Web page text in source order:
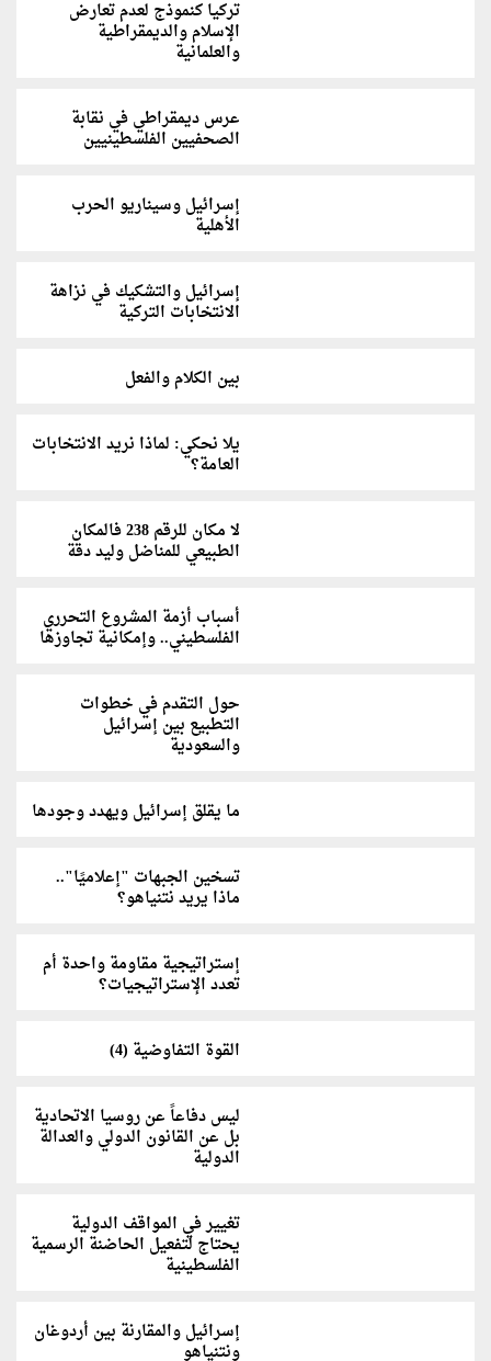
تركيا كنموذج لعدم تعارض
الإسلام والديمقراطية
والعلمانية
عرس ديمقراطي في نقابة
الصحفيين الفلسطينيين
إسرائيل وسيناريو الحرب
الأهلية
إسرائيل والتشكيك في نزاهة
الانتخابات التركية
بين الكلام والفعل
يلا نحكي: لماذا نريد الانتخابات
العامة؟
لا مكان للرقم 238 فالمكان
الطبيعي للمناضل وليد دقة
أسباب أزمة المشروع التحرري
الفلسطيني.. وإمكانية تجاوزها
حول التقدم في خطوات
التطبيع بين إسرائيل
والسعودية
ما يقلق إسرائيل ويهدد وجودها
تسخين الجبهات "إعلاميًا"..
ماذا يريد نتنياهو؟
إستراتيجية مقاومة‎‎ واحدة أم
تعدد الإستراتيجيات؟
القوة التفاوضية (4)
ليس دفاعاً عن روسيا الاتحادية
بل عن القانون الدولي والعدالة
الدولية
تغيير في المواقف الدولية
يحتاج لتفعيل الحاضنة الرسمية
الفلسطينية
إسرائيل والمقارنة بين أردوغان
ونتنياهو